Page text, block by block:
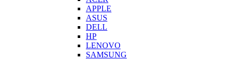
APPLE
ASUS
DELL
HP
LENOVO
SAMSUNG